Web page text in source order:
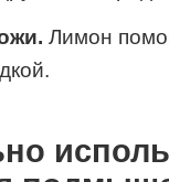
Лимон